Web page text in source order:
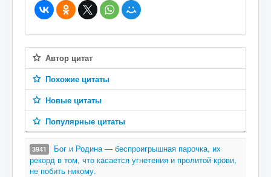
Автор цитат
Похожие цитаты
Новые цитаты
Популярные цитаты
3941
Бог и Родина — беспроигрышная парочка, их
рекорд в том, что касается угнетения и пролитой крови,
не побить никому.